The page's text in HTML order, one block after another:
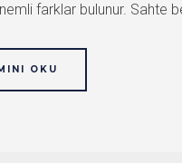
farklar bulunur. Sahte
OKU